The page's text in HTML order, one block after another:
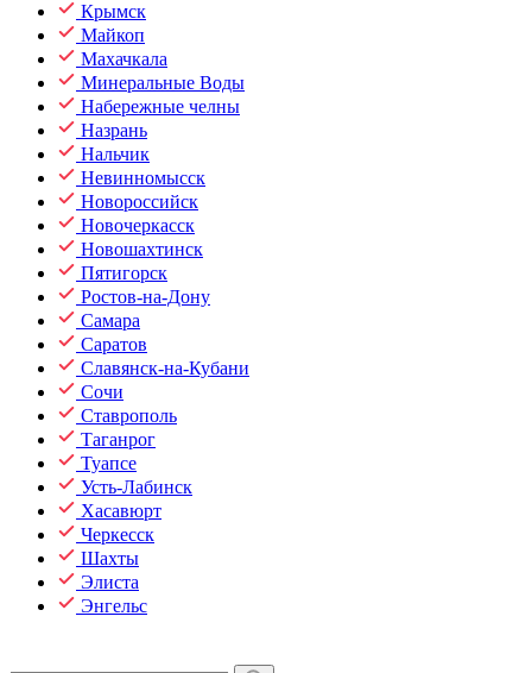
Крымск
Майкоп
Махачкала
Минеральные Воды
Набережные челны
Назрань
Нальчик
Невинномысск
Новороссийск
Новочеркасск
Новошахтинск
Пятигорск
Ростов-на-Дону
Самара
Саратов
Славянск-на-Кубани
Сочи
Ставрополь
Таганрог
Туапсе
Усть-Лабинск
Хасавюрт
Черкесск
Шахты
Элиста
Энгельс